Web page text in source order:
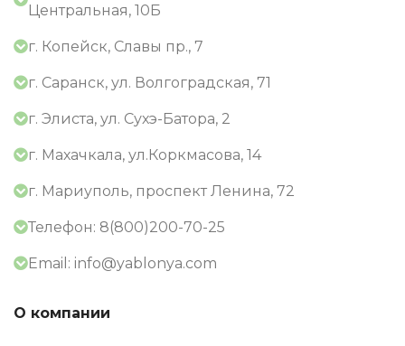
Центральная, 10Б
г. Копейск, Славы пр., 7
г. Саранск, ул. Волгоградская, 71
г. Элиста, ул. Сухэ-Батора, 2
г. Махачкала, ул.Коркмасова, 14
г. Мариуполь, проспект Ленина, 72
Телефон: 8(800)200-70-25
Email: info@yablonya.com
О компании